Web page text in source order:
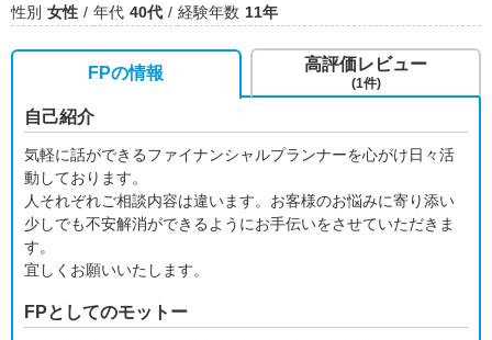
性別 女性 年代 40代 経験年数 11年
FPの情報
自己紹介
気軽に話ができるファイナンシャルプランナーを心がけ日々活
動しております。
人それぞれご相談内容は違います。お客様のお悩みに寄り添い
少しでも不安解消ができるようにお手伝いをさせていただきま
す。
宜しくお願いいたします。
FPとしてのモットー
高評価レビュー
(1件)